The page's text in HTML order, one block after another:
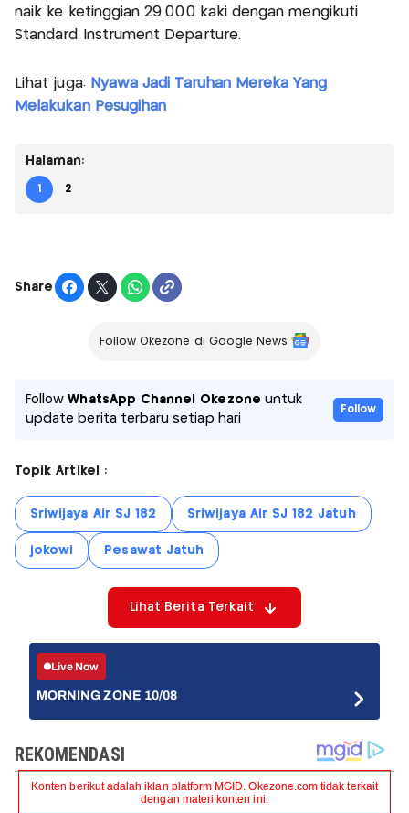
naik ke ketinggian 29.000 kaki dengan mengikuti
Standard Instrument Departure.
Lihat juga: Nyawa Jadi Taruhan Mereka Yang
Melakukan Pesugihan
Halaman:
1 2
Share
Follow Okezone di Google News
FollowWhatsApp Channel Okezone untuk
update berita terbaru setiap hari
Follow
Topik Artikel :
Sriwijaya Air SJ 182 Sriwijaya Air SJ 182 Jatuh
jokowi Pesawat Jatuh
Lihat Berita Terkait
Live Now
MORNING ZONE 10/08